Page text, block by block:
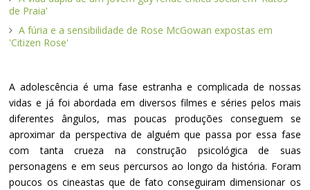
de Praia'
A fúria e a sensibilidade de Rose McGowan expostas em
'Citizen Rose'
A adolescência é uma fase estranha e complicada de nossas
vidas e já foi abordada em diversos filmes e séries pelos mais
diferentes ângulos, mas poucas produções conseguem se
aproximar da perspectiva de alguém que passa por essa fase
com tanta crueza na construção psicológica de suas
personagens e em seus percursos ao longo da história. Foram
poucos os cineastas que de fato conseguiram dimensionar os